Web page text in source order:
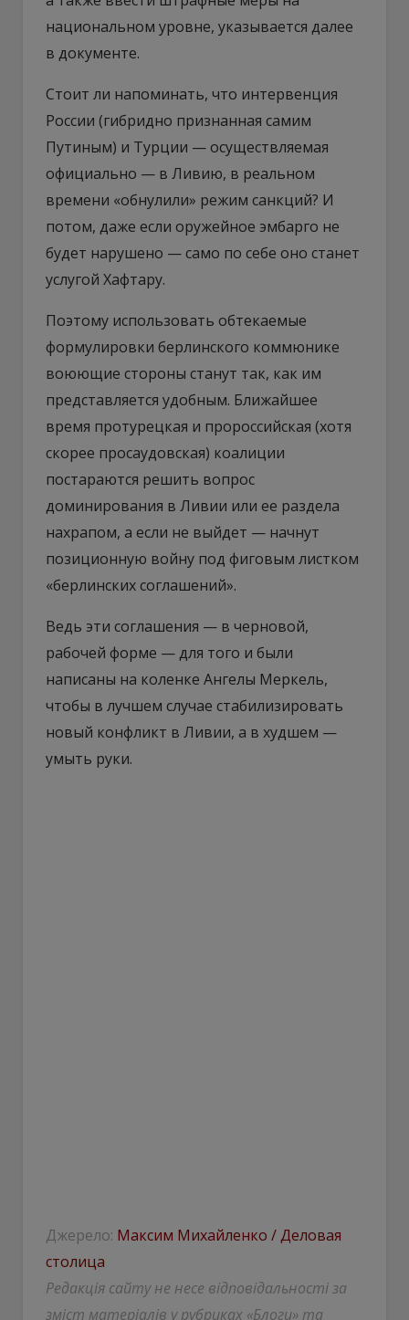
национальном уровне, указывается далее
в документе.
Стоит ли напоминать, что интервенция
России (гибридно признанная самим
Путиным) и Турции — осуществляемая
официально — в Ливию, в реальном
времени «обнулили» режим санкций? И
потом, даже если оружейное эмбарго не
будет нарушено — само по себе оно станет
услугой Хафтару.
Поэтому использовать обтекаемые
формулировки берлинского коммюнике
воюющие стороны станут так, как им
представляется удобным. Ближайшее
время протурецкая и пророссийская (хотя
скорее просаудовская) коалиции
постараются решить вопрос
доминирования в Ливии или ее раздела
нахрапом, а если не выйдет — начнут
позиционную войну под фиговым листком
«берлинских соглашений».
Ведь эти соглашения — в черновой,
рабочей форме — для того и были
написаны на коленке Ангелы Меркель,
чтобы в лучшем случае стабилизировать
новый конфликт в Ливии, а в худшем —
умыть руки.
Джерело: Максим Михайленко / Деловая
столица
Редакція сайту не несе відповідальності за
зміст матеріалів у рубриках «Блоги» та